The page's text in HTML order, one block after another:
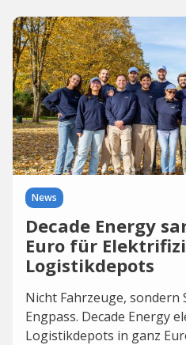
News
Decade Energy
Euro für
Logistikdepots
Nicht Fahrzeuge, sondern
Engpass. Decade Energy
Logistikdepots in ganz